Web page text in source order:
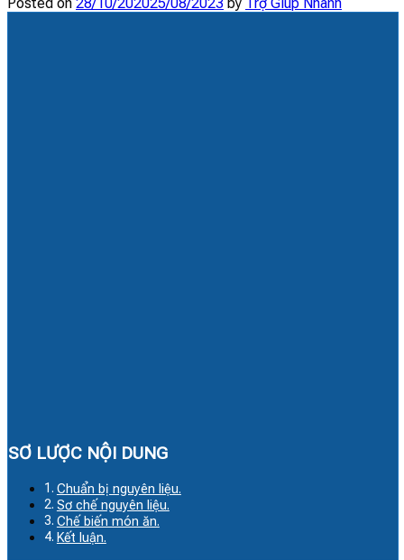
SƠ LƯỢC NỘI DUNG
Chuẩn bị nguyên liệu.
Sơ chế nguyên liệu.
Chế biến món ăn.
Kết luận.